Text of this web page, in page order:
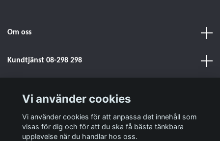
Om oss
Kundtjänst 08-298 298
Läs mer
Vi använder cookies
Vi använder cookies för att anpassa det innehåll som
visas för dig och för att du ska få bästa tänkbara
upplevelse när du handlar hos oss.